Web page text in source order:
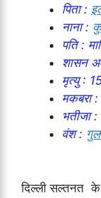
पिता :
नाना :
पति :
शासन
मृत्यु :
मकबरा :
भतीजा :
वंश :
दिल्ली सल्तनत के